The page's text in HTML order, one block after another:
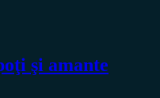
şi amante